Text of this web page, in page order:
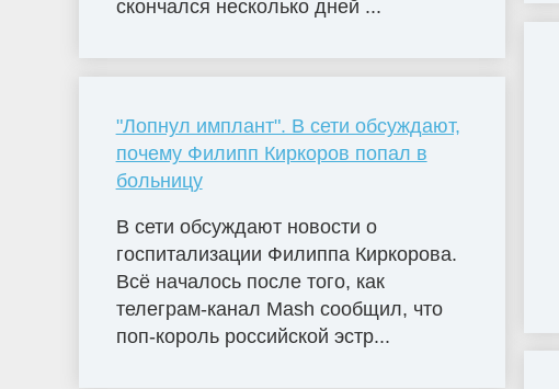
скончался несколько дней ...
"Лопнул имплант". В сети обсуждают,
почему Филипп Киркоров попал в
больницу
В сети обсуждают новости о
госпитализации Филиппа Киркорова.
Всё началось после того, как
телеграм-канал Mash сообщил, что
поп-король российской эстр...